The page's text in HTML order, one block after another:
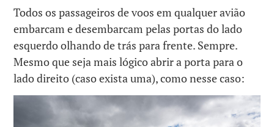
Todos os passageiros de voos em qualquer avião
embarcam e desembarcam pelas portas do lado
esquerdo olhando de trás para frente. Sempre.
Mesmo que seja mais lógico abrir a porta para o
lado direito (caso exista uma), como nesse caso: